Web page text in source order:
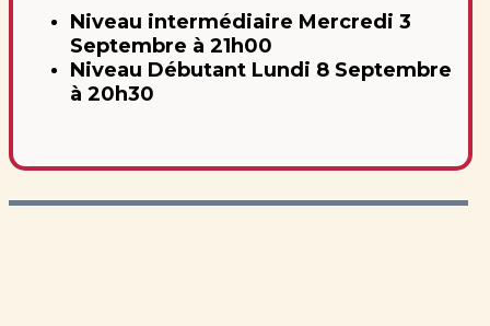
Niveau intermédiaire Mercredi 3
Septembre à 21h00
Niveau Débutant Lundi 8 Septembre
à 20h30